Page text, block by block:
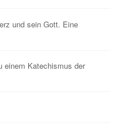
und sein Gott. Eine
einem Katechismus der